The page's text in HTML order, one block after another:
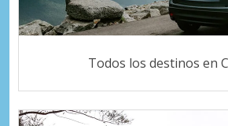
Todos los destinos en